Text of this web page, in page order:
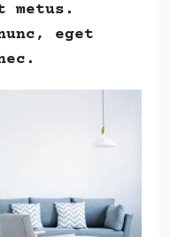
metus.
eget